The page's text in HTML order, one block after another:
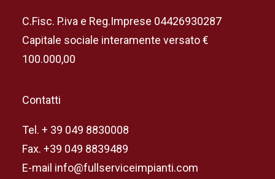
C.Fisc. P.iva e Reg.Imprese 04426930287
Capitale sociale interamente versato €
100.000,00
Contatti
Tel. + 39 049 8830008
Fax. +39 049 8839489
E-mail info@fullserviceimpianti.com